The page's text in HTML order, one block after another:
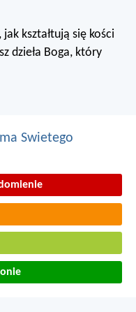
jak kształtują się kości
dzieła Boga, który
Swietego